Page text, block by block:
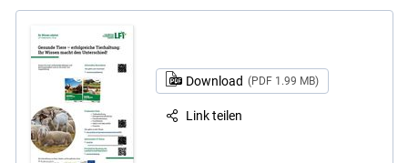
Download (PDF 1.99 MB)
Link teilen